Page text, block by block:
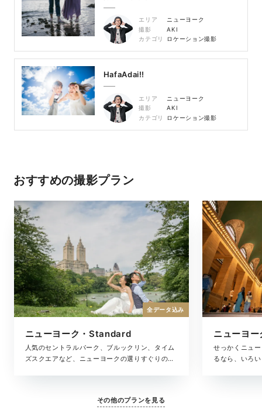
エリア
ニューヨーク
撮影
AKI
カテゴリ
ロケーション撮影
HafaAdai!!
エリア
ニューヨーク
撮影
AKI
カテゴリ
ロケーション撮影
おすすめの撮影プラン
ニューヨーク・Standard
人気のセントラルパーク、ブルックリン、タイム
ズスクエアなど、ニューヨークの選りすぐりのロ
みのセットプランで、最高のロケーションでの撮
全データ込み
ニューヨ
せっかくニュ
るなら、いろ
その他のプランを見る